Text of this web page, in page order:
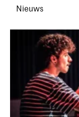
Nieuws